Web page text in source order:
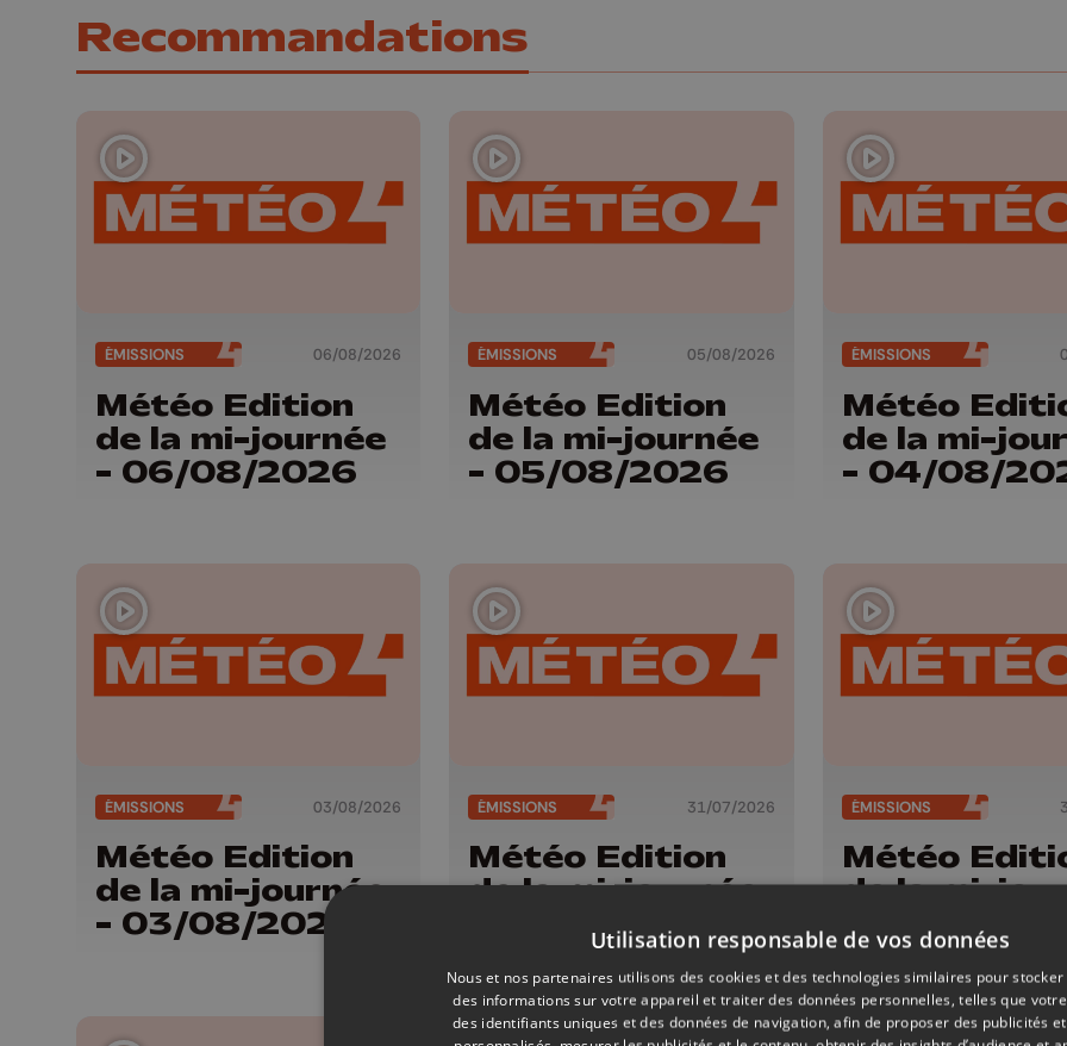
Recommandations
ÉMISSIONS 06/08/2026
Météo Edition
de la mi-journée
- 06/08/2026
ÉMISSIONS 05/08/2026
Météo Edition
de la mi-journée
- 05/08/2026
ÉMISSIONS
Météo
de la mi-
- 04/08/
ÉMISSIONS 03/08/2026
Météo Edition
de la mi-journée
- 03/08/2026
ÉMISSIONS 31/07/2026
Météo Edition
de la mi-journée
- 31/07/2026
ÉMISSIONS
Météo
de la mi-
- 30/07/
Utilisation responsable de vos données
Nous et nos partenaires utilisons des cookies et des technologies similaires pour
des informations sur votre appareil et traiter des données personnelles, telles que
des identifiants uniques et des données de navigation, afin de proposer des publicités